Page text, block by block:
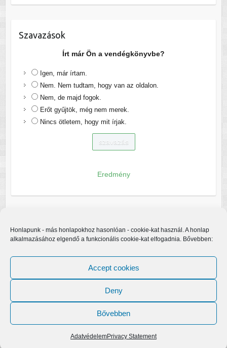
Honlapunk - más honlapokhoz hasonlóan - cookie-kat használ. A honlap
alkalmazásához elgendő a funkcionális cookie-kat elfogadnia. Bővebben:
Accept cookies
Deny
Bővebben
AdatvédelemPrivacy Statement
Szavazások
Írt már Ön a vendégkönyvbe?
Igen, már írtam.
Nem. Nem tudtam, hogy van az oldalon.
Nem, de majd fogok.
Erőt gyűjtök, még nem merek.
Nincs ötletem, hogy mit írjak.
Eredmény
Egerfarmos.hu. A sablont készítette:
WordPress